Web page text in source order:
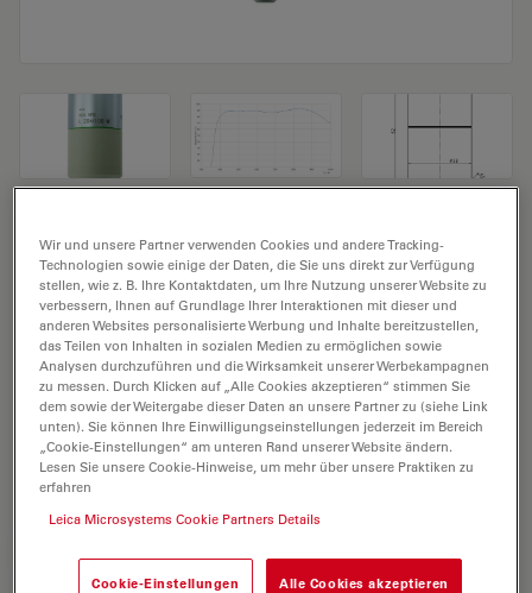
Mikroskopobjektiv HC APO L 20x/1,00 W
Produkt Nr. 11507701
Das Objektiv HC APO L 20x/1,00 W hat eine
Vergrößerung von 20X und eine numerische Apertur
von 1. Für den Einsatz in wassergetauchten Materialien
und mit einem M32 Objektivgewinde mit einem freien
Arbeitsabstand von 1,95 mm und einem Sichtfeld von
FN 20.
ANGEBOT ANFORDERN
Wir und unsere Partner verwenden Cookies und andere Tracking-
Technologien sowie einige der Daten, die Sie uns direkt zur Verfügung
stellen, wie z. B. Ihre Kontaktdaten, um Ihre Nutzung unserer Website zu
verbessern, Ihnen auf Grundlage Ihrer Interaktionen mit dieser und
anderen Websites personalisierte Werbung und Inhalte bereitzustellen,
das Teilen von Inhalten in sozialen Medien zu ermöglichen sowie
Analysen durchzuführen und die Wirksamkeit unserer Werbekampagnen
zu messen. Durch Klicken auf „Alle Cookies akzeptieren“ stimmen Sie
dem sowie der Weitergabe dieser Daten an unsere Partner zu (siehe Link
unten). Sie können Ihre Einwilligungseinstellungen jederzeit im Bereich
„Cookie-Einstellungen“ am unteren Rand unserer Website ändern.
Lesen Sie unsere Cookie-Hinweise, um mehr über unsere Praktiken zu
erfahren
Leica Microsystems Cookie Partners Details
Cookie-Einstellungen Alle Cookies akzeptieren